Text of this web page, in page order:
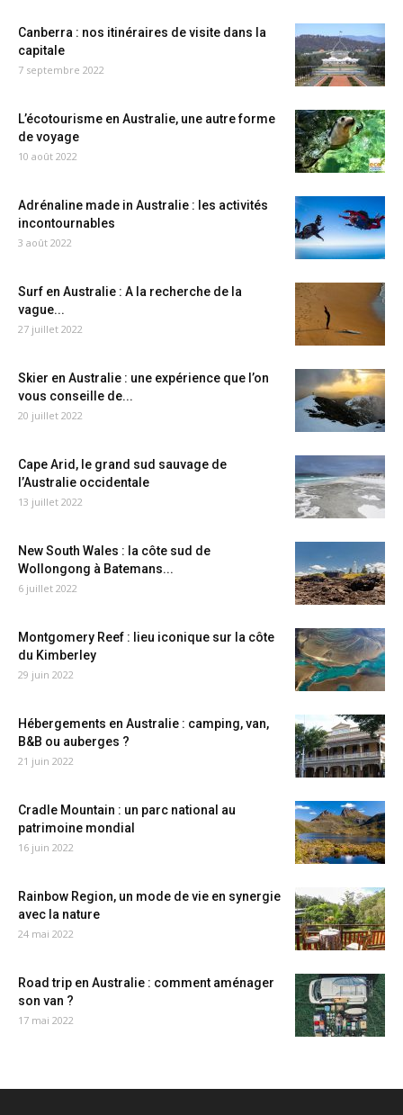
Canberra : nos itinéraires de visite dans la
capitale
7 septembre 2022
L’écotourisme en Australie, une autre forme
de voyage
10 août 2022
Adrénaline made in Australie : les activités
incontournables
3 août 2022
Surf en Australie : A la recherche de la
vague...
27 juillet 2022
Skier en Australie : une expérience que l’on
vous conseille de...
20 juillet 2022
Cape Arid, le grand sud sauvage de
l’Australie occidentale
13 juillet 2022
New South Wales : la côte sud de
Wollongong à Batemans...
6 juillet 2022
Montgomery Reef : lieu iconique sur la côte
du Kimberley
29 juin 2022
Hébergements en Australie : camping, van,
B&B ou auberges ?
21 juin 2022
Cradle Mountain : un parc national au
patrimoine mondial
16 juin 2022
Rainbow Region, un mode de vie en synergie
avec la nature
24 mai 2022
Road trip en Australie : comment aménager
son van ?
17 mai 2022